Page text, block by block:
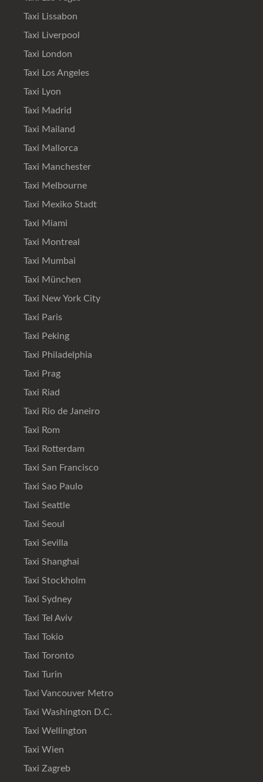
Taxi Lissabon
Taxi Liverpool
Taxi London
Taxi Los Angeles
Taxi Lyon
Taxi Madrid
Taxi Mailand
Taxi Mallorca
Taxi Manchester
Taxi Melbourne
Taxi Mexiko Stadt
Taxi Miami
Taxi Montreal
Taxi Mumbai
Taxi München
Taxi New York City
Taxi Paris
Taxi Peking
Taxi Philadelphia
Taxi Prag
Taxi Riad
Taxi Rio de Janeiro
Taxi Rom
Taxi Rotterdam
Taxi San Francisco
Taxi Sao Paulo
Taxi Seattle
Taxi Seoul
Taxi Sevilla
Taxi Shanghai
Taxi Stockholm
Taxi Sydney
Taxi Tel Aviv
Taxi Tokio
Taxi Toronto
Taxi Turin
Taxi Vancouver Metro
Taxi Washington D.C.
Taxi Wellington
Taxi Wien
Taxi Zagreb